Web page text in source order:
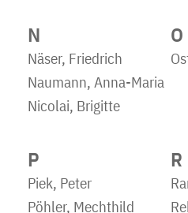
N
Näser, Friedrich
Naumann, Anna-Maria
Nicolai, Brigitte
O
P
Piek, Peter
Pöhler, Mechthild
R